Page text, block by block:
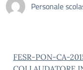
Personale
FESR-PON-CA-